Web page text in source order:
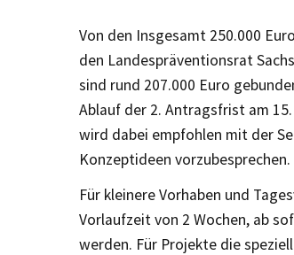
Von den Insgesamt 250.000
den Landespräventionsrat
sind rund 207.000 Euro
Ablauf der 2. Antragsfrist am
wird dabei empfohlen mit der
Konzeptideen vorzubesprechen.
Für kleinere Vorhaben und
Vorlaufzeit von 2 Wochen, ab
werden. Für Projekte die